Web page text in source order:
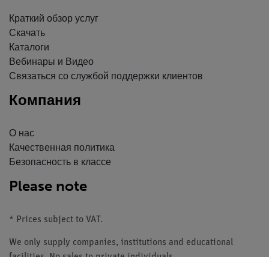
Краткий обзор услуг
Скачать
Каталоги
Вебинары и Видео
Связаться со службой поддержки клиентов
Компания
О нас
Качественная политика
Безопасность в классе
Please note
* Prices subject to VAT.
We only supply companies, institutions and educational